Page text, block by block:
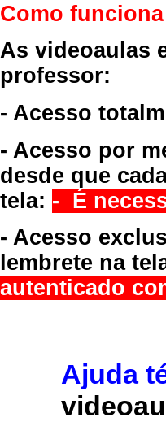
Como
As videoaulas
professor:
- Acesso
- Acesso por
desde que
tela: - É
- Acesso
lembrete na
autenticado
Ajuda